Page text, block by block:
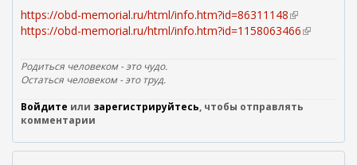
https://obd-memorial.ru/html/info.htm?id=86311148(
в
е
я
с
https://obd-memorial.ru/html/info.htm?id=1158063466(
н
н
я
Родиться человеком - это чудо.
Остаться человеком - это труд.
Войдите или зарегистрируйтесь, чтобы отправлять
комментарии